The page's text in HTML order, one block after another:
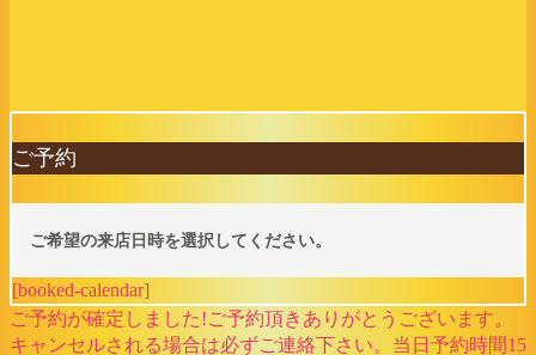
ご予約
ご希望の来店日時を選択してください。
[booked-calendar]
ご予約が確定しました!ご予約頂きありがとうございます。
キャンセルされる場合は必ずご連絡下さい。当日予約時間15